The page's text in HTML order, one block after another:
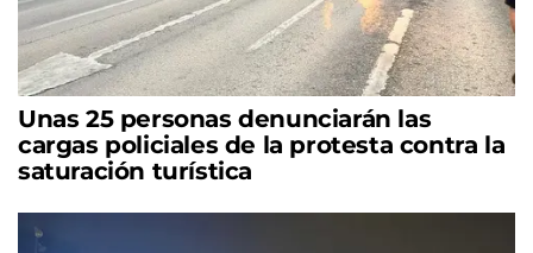
Unas 25 personas denunciarán las
cargas policiales de la protesta contra la
saturación turística